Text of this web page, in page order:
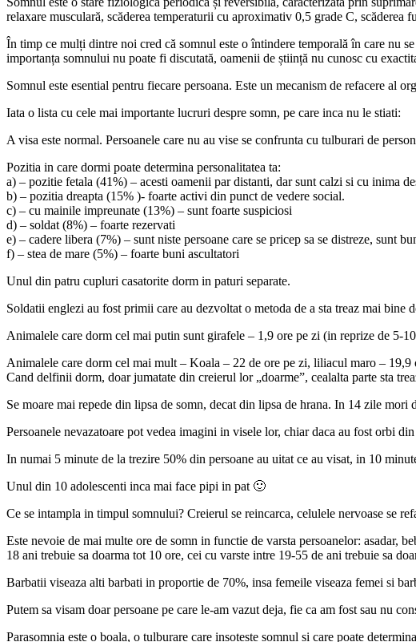
relaxare musculară, scăderea temperaturii cu aproximativ 0,5 grade C, scăderea
În timp ce mulți dintre noi cred că somnul este o întindere temporală în care nu
importanța somnului nu poate fi discutată, oamenii de știință nu cunosc cu
Somnul este esential pentru fiecare persoana. Este un mecanism de refacere al
Iata o lista cu cele mai importante lucruri despre somn, pe care inca nu le stiati:
A visa este normal. Persoanele care nu au vise se confrunta cu tulburari de
Pozitia in care dormi poate determina personalitatea ta:
a) – pozitie fetala (41%) – acesti oamenii par distanti, dar sunt calzi si cu inima
b) – pozitia dreapta (15% )- foarte activi din punct de vedere social.
c) – cu mainile impreunate (13%) – sunt foarte suspiciosi
d) – soldat (8%) – foarte rezervati
e) – cadere libera (7%) – sunt niste persoane care se pricep sa se distreze, sunt
f) – stea de mare (5%) – foarte buni ascultatori
Unul din patru cupluri casatorite dorm in paturi separate.
Soldatii englezi au fost primii care au dezvoltat o metoda de a sta treaz mai bine
Animalele care dorm cel mai putin sunt girafele – 1,9 ore pe zi (in reprize de 5-
Animalele care dorm cel mai mult – Koala – 22 de ore pe zi, liliacul maro –
Cand delfinii dorm, doar jumatate din creierul lor „doarme”, cealalta parte sta
Se moare mai repede din lipsa de somn, decat din lipsa de hrana. In 14 zile
Persoanele nevazatoare pot vedea imagini in visele lor, chiar daca au fost orbi din
In numai 5 minute de la trezire 50% din persoane au uitat ce au visat, in 10
Unul din 10 adolescenti inca mai face pipi in pat 🙂
Ce se intampla in timpul somnului? Creierul se reincarca, celulele nervoase se
Este nevoie de mai multe ore de somn in functie de varsta persoanelor: asadar,
18 ani trebuie sa doarma tot 10 ore, cei cu varste intre 19-55 de ani trebuie sa
Barbatii viseaza alti barbati in proportie de 70%, insa femeile viseaza femei si
Putem sa visam doar persoane pe care le-am vazut deja, fie ca am fost sau nu
Parasomnia este o boala, o tulburare care insoteste somnul si care poate